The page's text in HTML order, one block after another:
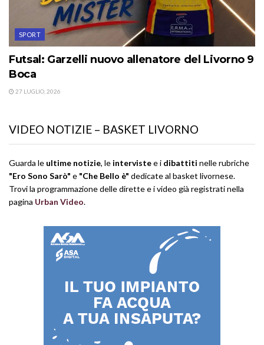
SPORT
Futsal: Garzelli nuovo allenatore del Livorno 9
Boca
27 LUGLIO, 2026
VIDEO NOTIZIE – BASKET LIVORNO
Guarda le ultime notizie, le intervistee i dibattiti nelle rubriche
"Ero Sono Sarò" e "Che Bello è" dedicate al basket livornese.
Trovi la programmazione delle dirette e i video già registrati nella
pagina Urban Video.